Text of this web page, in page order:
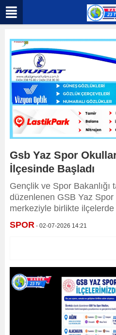
Gsb Yaz Spor
İlçesinde Başladı
Gençlik ve Spor Bakanlığı
düzenlenen GSB Yaz Spor
merkeziyle birlikte ilçelerde
SPOR - 02-07-2026 14:21